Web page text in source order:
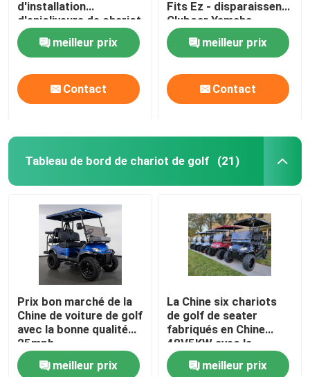
d'installation
d'enjoliveurs de chariot
de golf des biens 8
meilleur prix
Contact
Fits Ez - disparaissent
Clubcar Yamaha
Tomberlin Harley
meilleur prix
Contact
Tableau de bord de chariot de golf (21)
Prix bon marché de la
Chine de voiture de golf
avec la bonne qualité
25mph
meilleur prix
La Chine six chariots
de golf de seater
fabriqués en Chine
48V5KW avec la
caméra de secours
meilleur prix